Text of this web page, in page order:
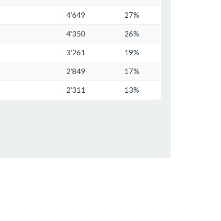
4'649 27%
4'350 26%
3'261 19%
2'849 17%
2'311 13%